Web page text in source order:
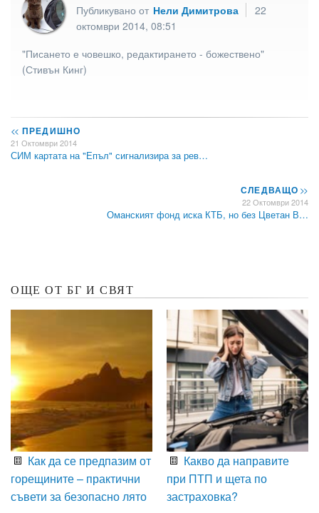
Публикувано от Нели Димитрова
22
октомври 2014, 08:51
"Писането е човешко, редактирането - божествено"
(Стивън Кинг)
<< ПРЕДИШНО
21 Октомври 2014
СИМ картата на "Епъл" сигнализира за рев…
СЛЕДВАЩО>>
22 Октомври 2014
Оманският фонд иска КТБ, но без Цветан В…
ОЩЕ ОТ БГ И СВЯТ
Как да се предпазим от
горещините – практични
съвети за безопасно лято
Какво да направите
при ПТП и щета по
застраховка?